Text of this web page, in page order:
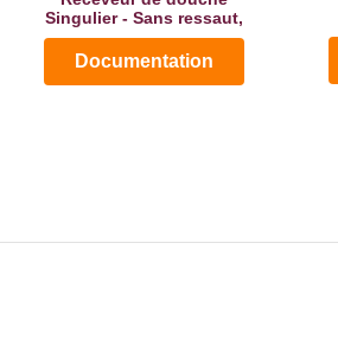
Singulier - Sans ressaut,
cértifié atex,...
Documentation